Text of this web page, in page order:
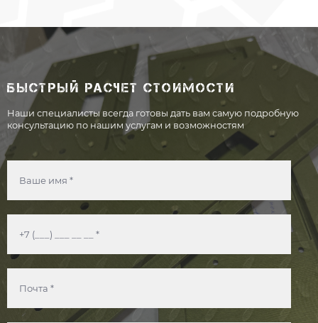
БЫСТРЫЙ РАСЧЕТ СТОИМОСТИ
Наши специалисты всегда готовы дать вам самую подробную
консультацию по нашим услугам и возможностям